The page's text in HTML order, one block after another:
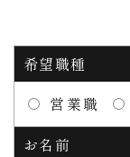
希望職種
営業職
お名前